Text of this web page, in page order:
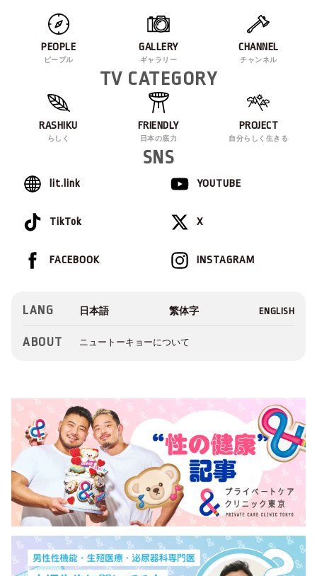
PEOPLE
ピープル
GALLERY
ギャラリー
CHANNEL
チャンネル
TV CATEGORY
RASHIKU
らしく
FRIENDLY
日本の底力
PROJECT
自分らしく生きる
SNS
lit.link YOUTUBE
TikTok X
INSTAGRAM
FACEBOOK
LANG
ABOUT ニュートーキョーについて